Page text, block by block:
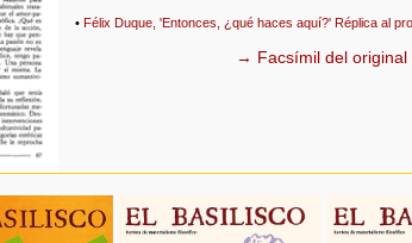
• Félix Duque, 'Entonces, ¿qué haces aquí?' Réplica al
→ Facsímil del original